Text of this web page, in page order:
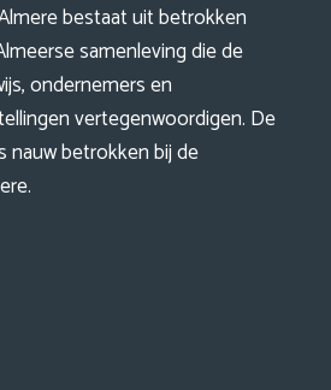
bestaat uit betrokken
samenleving die de
ondernemers en
vertegenwoordigen. De
nauw betrokken bij de